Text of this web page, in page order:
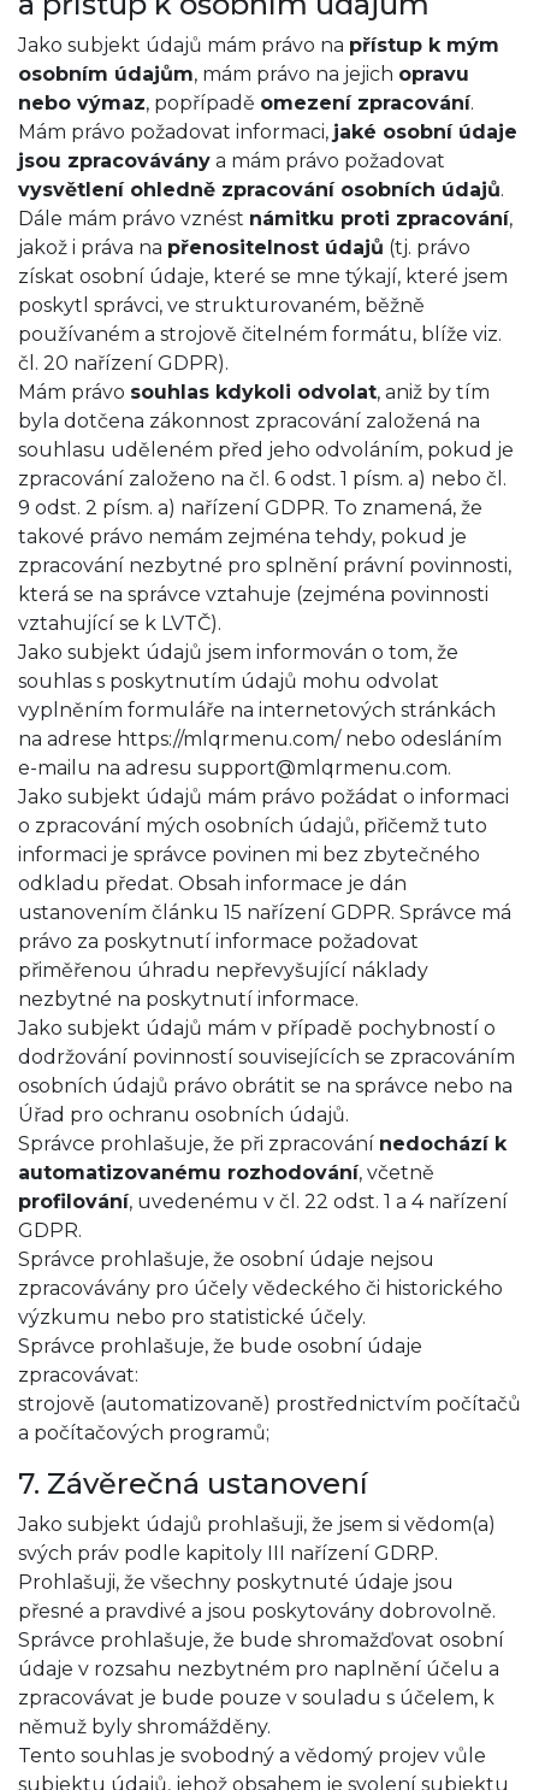
Jako subjekt údajů mám právo na přístup k mým
osobním údajům, mám právo na jejich opravu
nebo výmaz, popřípadě omezení zpracování.
Mám právo požadovat informaci, jaké osobní údaje
jsou zpracovávány a mám právo požadovat
vysvětlení ohledně zpracování osobních údajů.
Dále mám právo vznést námitku proti zpracování,
jakož i práva na přenositelnost údajů (tj. právo
získat osobní údaje, které se mne týkají, které jsem
poskytl správci, ve strukturovaném, běžně
používaném a strojově čitelném formátu, blíže viz.
čl. 20 nařízení GDPR).
Mám právo souhlas kdykoli odvolat, aniž by tím
byla dotčena zákonnost zpracování založená na
souhlasu uděleném před jeho odvoláním, pokud je
zpracování založeno na čl. 6 odst. 1 písm. a) nebo čl.
9 odst. 2 písm. a) nařízení GDPR. To znamená, že
takové právo nemám zejména tehdy, pokud je
zpracování nezbytné pro splnění právní povinnosti,
která se na správce vztahuje (zejména povinnosti
vztahující se k LVTČ).
Jako subjekt údajů jsem informován o tom, že
souhlas s poskytnutím údajů mohu odvolat
vyplněním formuláře na internetových stránkách
na adrese https://mlqrmenu.com/ nebo odesláním
e-mailu na adresu support@mlqrmenu.com.
Jako subjekt údajů mám právo požádat o informaci
o zpracování mých osobních údajů, přičemž tuto
informaci je správce povinen mi bez zbytečného
odkladu předat. Obsah informace je dán
ustanovením článku 15 nařízení GDPR. Správce má
právo za poskytnutí informace požadovat
přiměřenou úhradu nepřevyšující náklady
nezbytné na poskytnutí informace.
Jako subjekt údajů mám v případě pochybností o
dodržování povinností souvisejících se zpracováním
osobních údajů právo obrátit se na správce nebo na
Úřad pro ochranu osobních údajů.
Správce prohlašuje, že při zpracování nedochází k
automatizovanému rozhodování, včetně
profilování, uvedenému v čl. 22 odst. 1 a 4 nařízení
GDPR.
Správce prohlašuje, že osobní údaje nejsou
zpracovávány pro účely vědeckého či historického
výzkumu nebo pro statistické účely.
Správce prohlašuje, že bude osobní údaje
zpracovávat:
strojově (automatizovaně) prostřednictvím počítačů
a počítačových programů;
7. Závěrečná ustanovení
Jako subjekt údajů prohlašuji, že jsem si vědom(a)
svých práv podle kapitoly III nařízení GDRP.
Prohlašuji, že všechny poskytnuté údaje jsou
přesné a pravdivé a jsou poskytovány dobrovolně.
Správce prohlašuje, že bude shromažďovat osobní
údaje v rozsahu nezbytném pro naplnění účelu a
zpracovávat je bude pouze v souladu s účelem, k
němuž byly shromážděny.
Tento souhlas je svobodný a vědomý projev vůle
subjektu údajů, jehož obsahem je svolení subjektu